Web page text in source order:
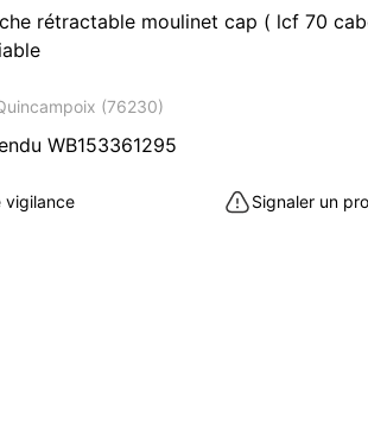
rétractable moulinet cap ( lcf 70
(76230)
WB153361295
vigilance Signaler un